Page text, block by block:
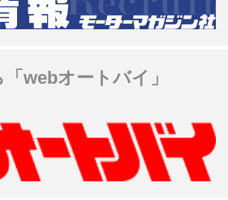
webオートバイ」